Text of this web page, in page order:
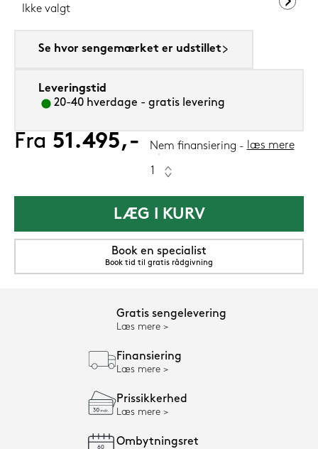
Ikke valgt
Se hvor sengemærket er udstillet
Leveringstid
20-40 hverdage - gratis levering
Fra 51.495,- Nem finansiering læs mere
LÆG I KURV
Book en specialist
Book tid til gratis rådgivning
Gratis sengelevering
Læs mere
Finansiering
Læs mere
Prissikkerhed
Læs mere
Ombytningsret